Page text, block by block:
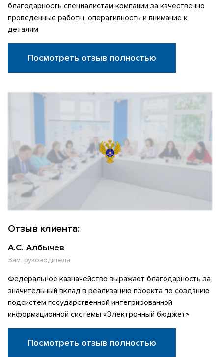
благодарность специалистам компании за качественно
проведённые работы, оперативность и внимание к
деталям.
Посмотреть отзыв полностью
Отзыв клиента:
А.С. Албычев
Зам. руководителя
Федеральное казначейство выражает благодарность за
значительный вклад в реализацию проекта по созданию
подсистем государственной интегрированной
информационной системы «Электронный бюджет»
Посмотреть отзыв полностью